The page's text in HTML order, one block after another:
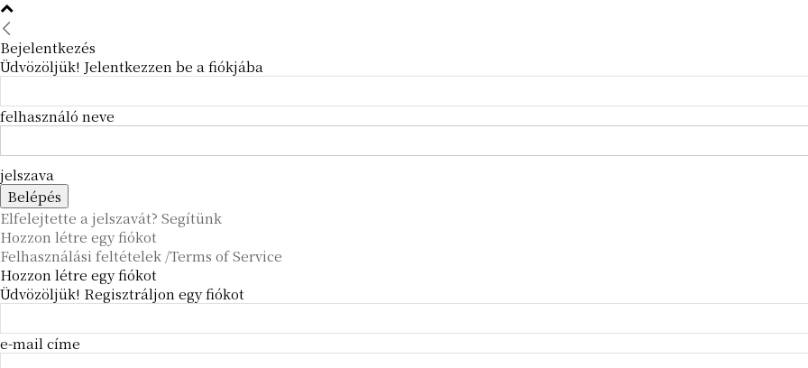
Bejelentkezés
Üdvözöljük! Jelentkezzen be a fiókjába
felhasználó neve
jelszava
Elfelejtette a jelszavát? Segítünk
Hozzon létre egy fiókot
Felhasználási feltételek /Terms of Service
Hozzon létre egy fiókot
Üdvözöljük! Regisztráljon egy fiókot
e-mail címe